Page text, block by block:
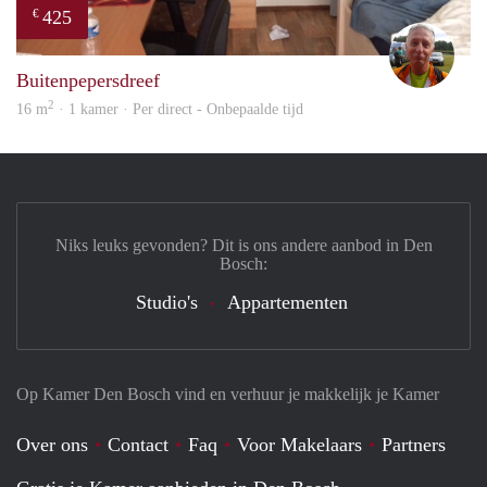
€ 425
wim
Buitenpepersdreef
16 m2 · 1 kamer · Per direct - Onbepaalde tijd
Op Kamer Den Bosch vind en verhuur je makkelijk je Kamer
Over ons Contact Faq Voor Makelaars
Partners
Niks leuks gevonden? Dit is ons andere aanbod in Den
Bosch:
Studio's Appartementen